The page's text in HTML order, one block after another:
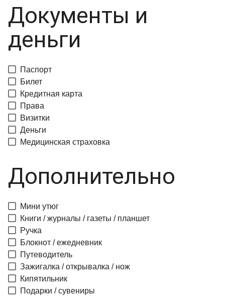
Документы и
деньги
Паспорт
Билет
Кредитная карта
Права
Визитки
Деньги
Медицинская страховка
Дополнительно
Мини утюг
Книги / журналы / газеты / планшет
Ручка
Блокнот / ежедневник
Путеводитель
Зажигалка / открывалка / нож
Кипятильник
Подарки / сувениры